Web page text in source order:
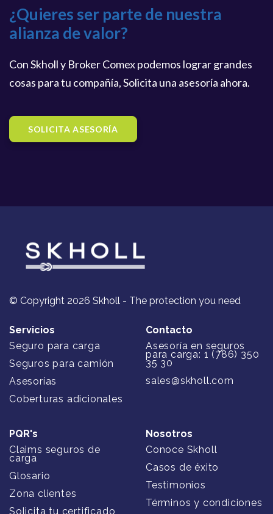
¿Quieres ser parte de nuestra
alianza de valor?
Con Skholl y Broker Comex podemos lograr grandes
cosas para tu compañía, Solicita una asesoría ahora.
SOLICITA ASESORÍA
© Copyright 2026 Skholl - The protection you need
Servicios
Seguro para carga
Seguros para camión
Asesorías
Coberturas adicionales
Contacto
Asesoría en seguros
para carga: 1 (786) 350
35 30
sales@skholl.com
PQR's
Claims seguros de
carga
Glosario
Zona clientes
Solicita tu certificado
Nosotros
Conoce Skholl
Casos de éxito
Testimonios
Términos y condiciones